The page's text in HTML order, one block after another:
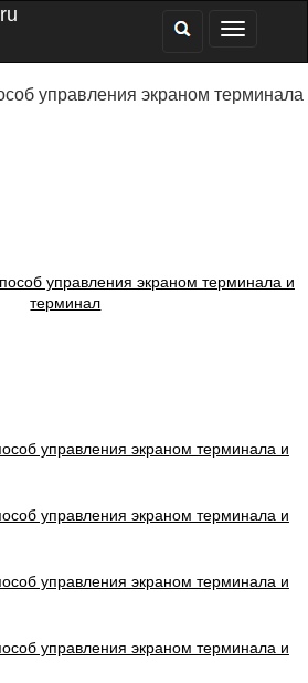
управления экраном терминала